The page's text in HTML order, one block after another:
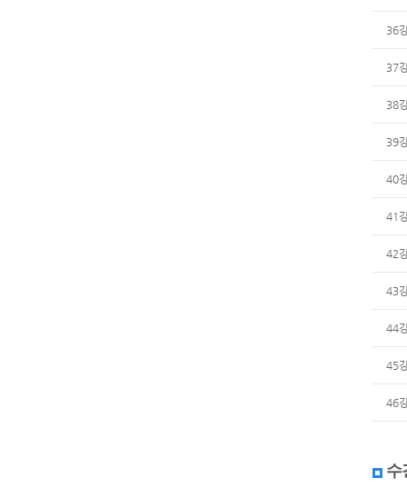
36
37
38
39
40
41
42
43
44
45
46
수